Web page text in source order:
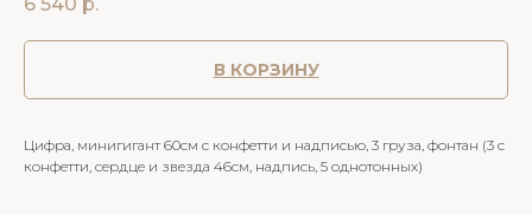
В КОРЗИНУ
Цифра, минигигант 60см с конфетти и надписью, 3 груза, фонтан (3 с
конфетти, сердце и звезда 46см, надпись, 5 однотонных)